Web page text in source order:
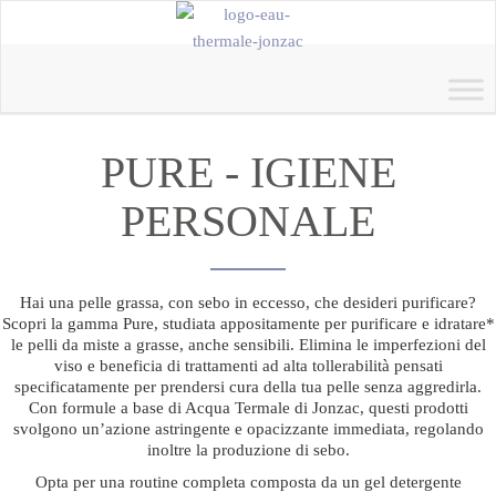
PURE - IGIENE
PERSONALE
Hai una pelle grassa, con sebo in eccesso, che desideri purificare?
Scopri la gamma Pure, studiata appositamente per purificare e idratare*
le pelli da miste a grasse, anche sensibili. Elimina le imperfezioni del
viso e beneficia di trattamenti ad alta tollerabilità pensati
specificatamente per prendersi cura della tua pelle senza aggredirla.
Con formule a base di Acqua Termale di Jonzac, questi prodotti
svolgono un’azione astringente e opacizzante immediata, regolando
inoltre la produzione di sebo.
Opta per una routine completa composta da un gel detergente